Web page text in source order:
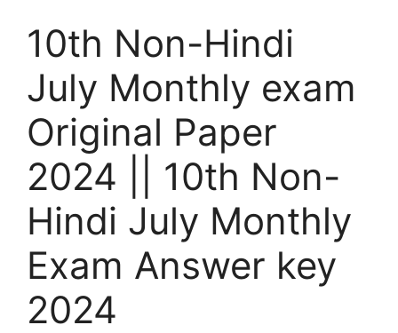
10th Non-Hindi
July Monthly exam
Original Paper
2024 || 10th Non-
Hindi July Monthly
Exam Answer key
2024